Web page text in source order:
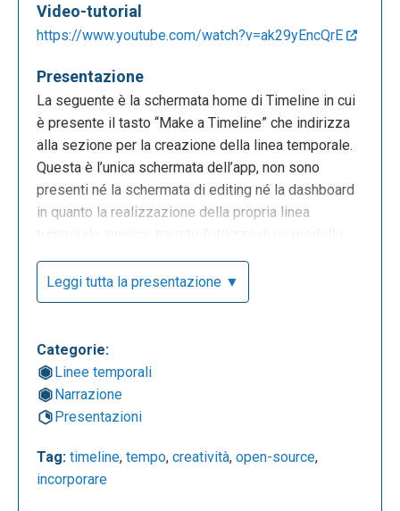
Video-tutorial
https://www.youtube.com/watch?v=ak29yEncQrE
Presentazione
La seguente è la schermata home di Timeline in cui
è presente il tasto “Make a Timeline” che indirizza
alla sezione per la creazione della linea temporale.
Questa è l’unica schermata dell’app, non sono
presenti né la schermata di editing né la dashboard
in quanto la realizzazione della propria linea
che l’app mette a disposizione.
Questa è la sezione che spiega come creare una
nuovo foglio di calcolo Google utilizzando il modello
che l’app mette a disposizione. È necessario
Leggi tutta la presentazione ▼
Categorie:
Linee temporali
Narrazione
Presentazioni
Tag: timeline, tempo, creatività, open-source,
incorporare